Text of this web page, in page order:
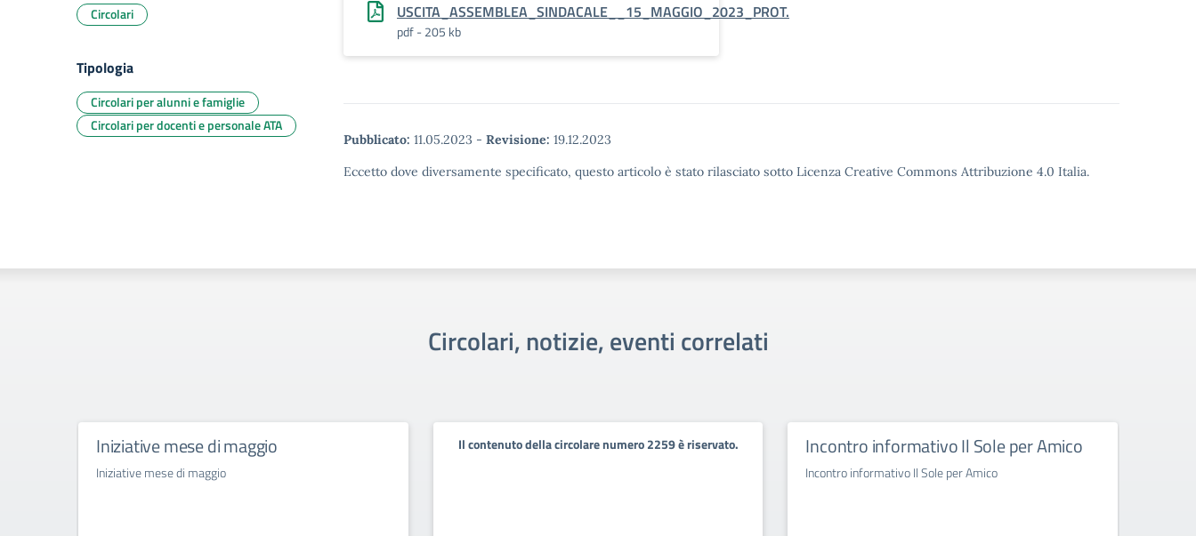
USCITA_ASSEMBLEA_SINDACALE__15_MAGGIO_2023_PROT.
pdf - 205 kb
Pubblicato: 11.05.2023 - Revisione: 19.12.2023
Eccetto dove diversamente specificato, questo articolo è stato rilasciato sotto Licenza Creative Commons Attribuzione 4.0 Italia.
Circolari
Tipologia
Circolari per alunni e famiglie
Circolari per docenti e personale ATA
Circolari, notizie, eventi correlati
Iniziative mese di maggio
Iniziative mese di maggio
Il contenuto della circolare numero 2259 è riservato. Incontro informativo Il Sole per Amico
Incontro informativo Il Sole per Amico